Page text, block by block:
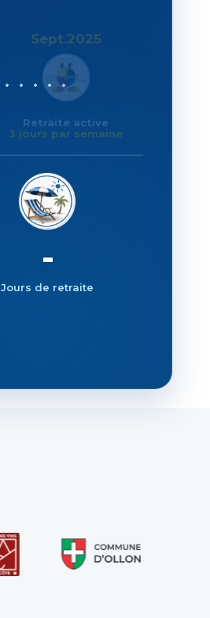
Sept.2025
Retraite active
3 jours par semaine
231
Jours de retraite